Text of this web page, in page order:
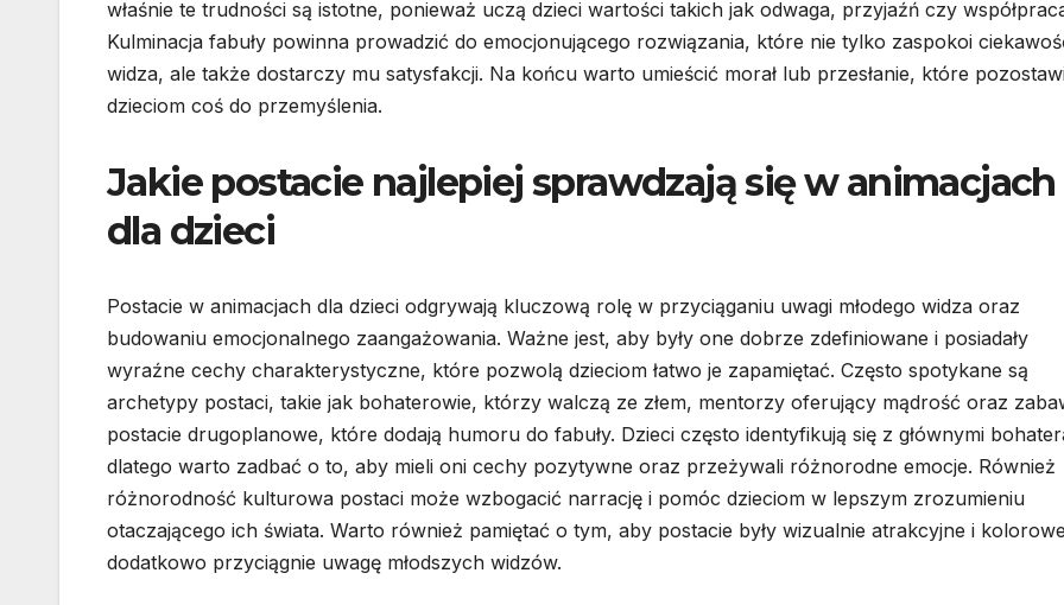
właśnie te trudności są istotne, ponieważ uczą dzieci wartości takich jak odwaga, przyjaźń czy
Kulminacja fabuły powinna prowadzić do emocjonującego rozwiązania, które nie tylko zaspokoi
widza, ale także dostarczy mu satysfakcji. Na końcu warto umieścić morał lub przesłanie, które
dzieciom coś do przemyślenia.
Jakie postacie najlepiej sprawdzają się w animacjach
dla dzieci
Postacie w animacjach dla dzieci odgrywają kluczową rolę w przyciąganiu uwagi młodego widza oraz
budowaniu emocjonalnego zaangażowania. Ważne jest, aby były one dobrze zdefiniowane i posiadały
wyraźne cechy charakterystyczne, które pozwolą dzieciom łatwo je zapamiętać. Często spotykane są
archetypy postaci, takie jak bohaterowie, którzy walczą ze złem, mentorzy oferujący mądrość oraz
postacie drugoplanowe, które dodają humoru do fabuły. Dzieci często identyfikują się z głównymi
dlatego warto zadbać o to, aby mieli oni cechy pozytywne oraz przeżywali różnorodne emocje. Również
różnorodność kulturowa postaci może wzbogacić narrację i pomóc dzieciom w lepszym zrozumieniu
otaczającego ich świata. Warto również pamiętać o tym, aby postacie były wizualnie atrakcyjne i
dodatkowo przyciągnie uwagę młodszych widzów.